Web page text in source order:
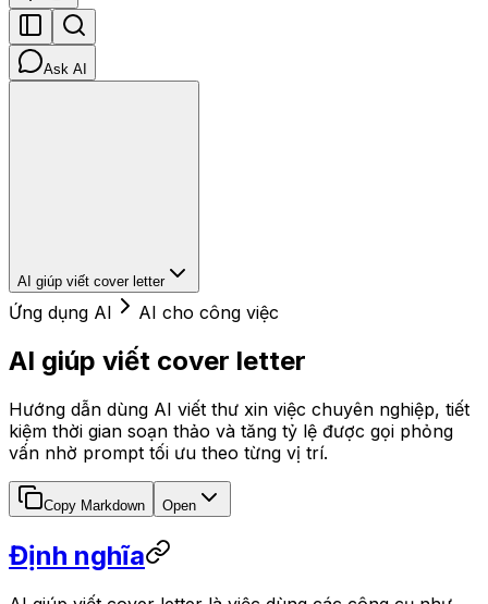
Ask AI
AI giúp viết cover letter
Ứng dụng AI AI cho công việc
AI giúp viết cover letter
Hướng dẫn dùng AI viết thư xin việc chuyên nghiệp, tiết
kiệm thời gian soạn thảo và tăng tỷ lệ được gọi phỏng
vấn nhờ prompt tối ưu theo từng vị trí.
Copy Markdown Open
Định nghĩa